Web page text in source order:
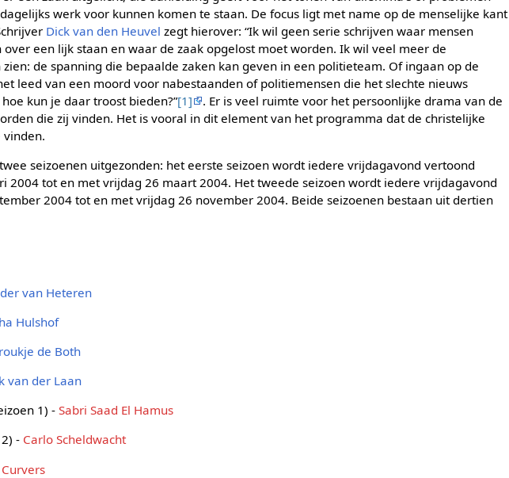
werk voor kunnen komen te staan. De focus ligt met name op de menselijke kant
Dick van den Heuvel zegt hierover: “Ik wil geen serie schrijven waar mensen
een lijk staan en waar de zaak opgelost moet worden. Ik wil veel meer de
de spanning die bepaalde zaken kan geven in een politieteam. Of ingaan op de
leed van een moord voor nabestaanden of politiemensen die het slechte nieuws
kun je daar troost bieden?”[1]
. Er is veel ruimte voor het persoonlijke drama van de
die zij vinden. Het is vooral in dit element van het programma dat de christelijke
vinden.
seizoenen uitgezonden: het eerste seizoen wordt iedere vrijdagavond vertoond
2004 tot en met vrijdag 26 maart 2004. Het tweede seizoen wordt iedere vrijdagavond
2004 tot en met vrijdag 26 november 2004. Beide seizoenen bestaan uit dertien
van Heteren
Hulshof
de Both
van der Laan
1) -Sabri Saad El Hamus
- Carlo Scheldwacht